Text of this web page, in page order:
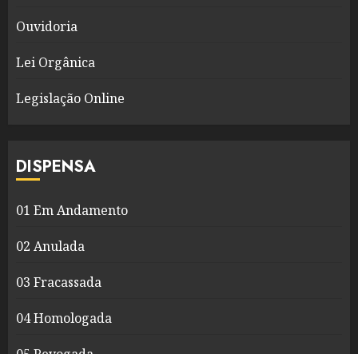
Ouvidoria
Lei Orgânica
Legislação Online
DISPENSA
01 Em Andamento
02 Anulada
03 Fracassada
04 Homologada